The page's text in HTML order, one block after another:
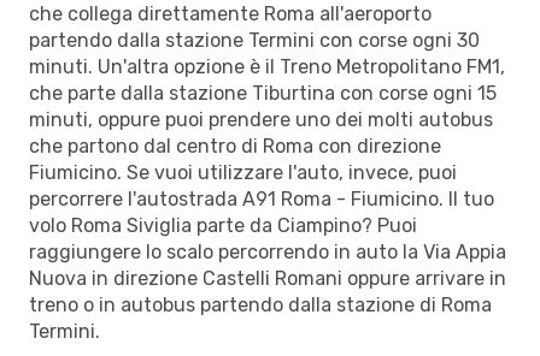
che collega direttamente Roma all'aeroporto
partendo dalla stazione Termini con corse ogni 30
minuti. Un'altra opzione è il Treno Metropolitano FM1,
che parte dalla stazione Tiburtina con corse ogni 15
minuti, oppure puoi prendere uno dei molti autobus
che partono dal centro di Roma con direzione
Fiumicino. Se vuoi utilizzare l'auto, invece, puoi
percorrere l'autostrada A91 Roma - Fiumicino. Il tuo
volo Roma Siviglia parte da Ciampino? Puoi
raggiungere lo scalo percorrendo in auto la Via Appia
Nuova in direzione Castelli Romani oppure arrivare in
treno o in autobus partendo dalla stazione di Roma
Termini.